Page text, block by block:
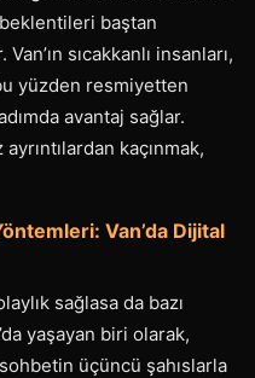
baştan
sıcakkanlı insanları,
yüzden resmiyetten
avantaj sağlar.
kaçınmak,
Van’da Dijital
sağlasa da bazı
yaşayan biri olarak,
üçüncü şahıslarla